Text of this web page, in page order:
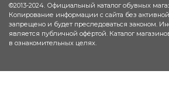
©2013-2024. Официальный каталог обувных
Копирование информации с сайта без
запрещено и будет преследоваться законом.
является публичной офёртой. Каталог
в ознакомительных целях.